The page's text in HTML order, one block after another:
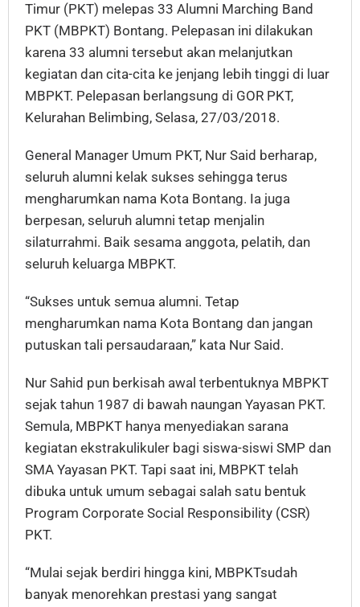
Timur (PKT) melepas 33 Alumni Marching Band
PKT (MBPKT) Bontang. Pelepasan ini dilakukan
karena 33 alumni tersebut akan melanjutkan
kegiatan dan cita-cita ke jenjang lebih tinggi di luar
MBPKT. Pelepasan berlangsung di GOR PKT,
Kelurahan Belimbing, Selasa, 27/03/2018.
General Manager Umum PKT, Nur Said berharap,
seluruh alumni kelak sukses sehingga terus
mengharumkan nama Kota Bontang. Ia juga
berpesan, seluruh alumni tetap menjalin
silaturrahmi. Baik sesama anggota, pelatih, dan
seluruh keluarga MBPKT.
“Sukses untuk semua alumni. Tetap
mengharumkan nama Kota Bontang dan jangan
putuskan tali persaudaraan,” kata Nur Said.
Nur Sahid pun berkisah awal terbentuknya MBPKT
sejak tahun 1987 di bawah naungan Yayasan PKT.
Semula, MBPKT hanya menyediakan sarana
kegiatan ekstrakulikuler bagi siswa-siswi SMP dan
SMA Yayasan PKT. Tapi saat ini, MBPKT telah
dibuka untuk umum sebagai salah satu bentuk
Program Corporate Social Responsibility (CSR)
PKT.
“Mulai sejak berdiri hingga kini, MBPKTsudah
banyak menorehkan prestasi yang sangat